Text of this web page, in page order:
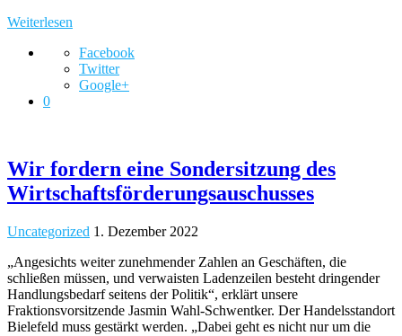
Weiterlesen
Facebook
Twitter
Google+
0
​Wir fordern eine Sondersitzung des
Wirtschaftsförderungsauschusses
Uncategorized 1. Dezember 2022
„Angesichts weiter zunehmender Zahlen an Geschäften, die
schließen müssen, und verwaisten Ladenzeilen besteht dringender
Handlungsbedarf seitens der Politik“, erklärt unsere
Fraktionsvorsitzende Jasmin Wahl-Schwentker. Der Handelsstandort
Bielefeld muss gestärkt werden. „Dabei geht es nicht nur um die